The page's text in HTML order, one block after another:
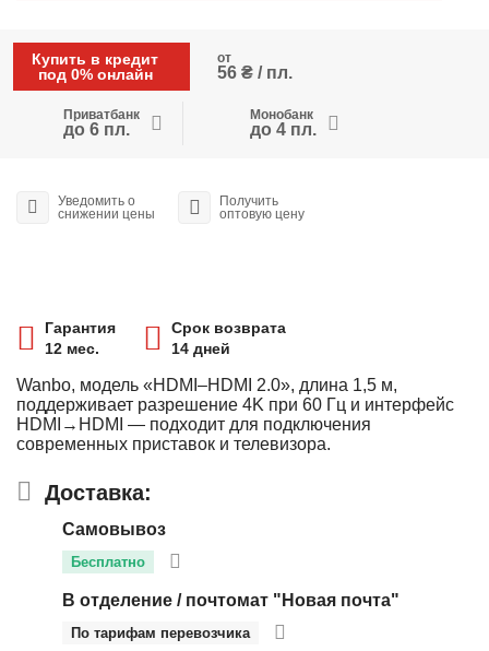
Купить в кредит
под 0% онлайн
от
56 ₴ / пл.
Приватбанк
до 6 пл.
Монобанк
до 4 пл.
Уведомить о
снижении цены
Получить
оптовую цену
Гарантия
12 мес.
Срок возврата
14 дней
Wanbo, модель «HDMI–HDMI 2.0», длина 1,5 м,
поддерживает разрешение 4K при 60 Гц и интерфейс
HDMI→HDMI — подходит для подключения
современных приставок и телевизора.
Доставка:
Самовывоз
Бесплатно
В отделение / почтомат "Новая почта"
По тарифам перевозчика